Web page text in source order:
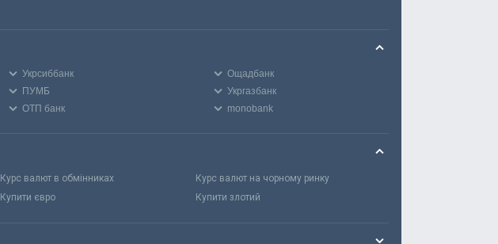
Укрсиббанк
Ощадбанк
ПУМБ
Укргазбанк
ОТП банк monobank
Курс валют в обмінниках
Курс валют на чорному ринку
Купити євро Купити злотий